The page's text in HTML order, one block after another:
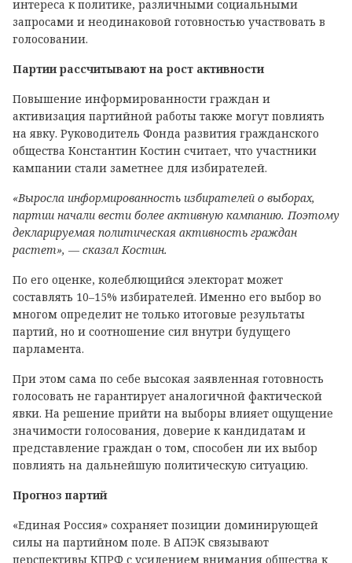
интереса к политике, различными социальными
запросами и неодинаковой готовностью участвовать в
голосовании.
Партии рассчитывают на рост активности
Повышение информированности граждан и
активизация партийной работы также могут повлиять
на явку. Руководитель Фонда развития гражданского
общества Константин Костин считает, что участники
кампании стали заметнее для избирателей.
«Выросла информированность избирателей о выборах,
партии начали вести более активную кампанию. Поэтому
декларируемая политическая активность граждан
растет», — сказал Костин.
По его оценке, колеблющийся электорат может
составлять 10–15% избирателей. Именно его выбор во
многом определит не только итоговые результаты
партий, но и соотношение сил внутри будущего
парламента.
При этом сама по себе высокая заявленная готовность
голосовать не гарантирует аналогичной фактической
явки. На решение прийти на выборы влияет ощущение
значимости голосования, доверие к кандидатам и
представление граждан о том, способен ли их выбор
повлиять на дальнейшую политическую ситуацию.
Прогноз партий
«Единая Россия» сохраняет позиции доминирующей
силы на партийном поле. В АПЭК связывают
перспективы КПРФ с усилением внимания общества к